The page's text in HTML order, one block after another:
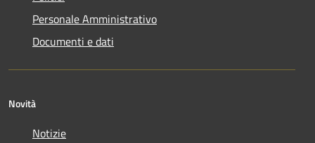
Personale Amministrativo
Documenti e dati
Novità
Notizie